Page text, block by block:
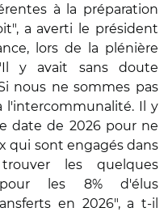
à la préparation
a averti le président
lors de la plénière
y avait sans doute
nous ne sommes pas
l'intercommunalité. Il y
date de 2026 pour ne
qui sont engagés dans
les quelques
pour les 8% d'élus
en 2026", a t-il